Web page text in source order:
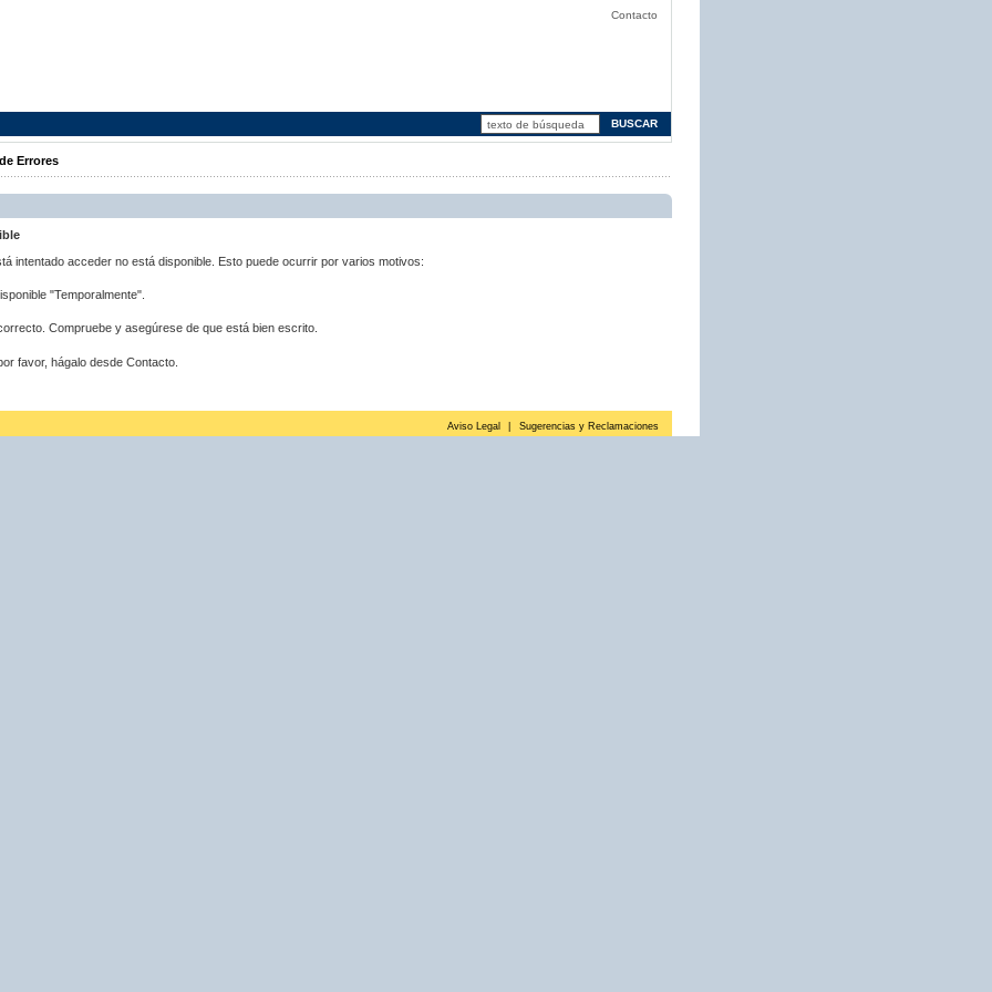
Contacto
Errores
intentado acceder no está disponible. Esto puede ocurrir por varios motivos:
"Temporalmente".
Compruebe y asegúrese de que está bien escrito.
favor, hágalo desde Contacto.
Aviso Legal Sugerencias y Reclamaciones